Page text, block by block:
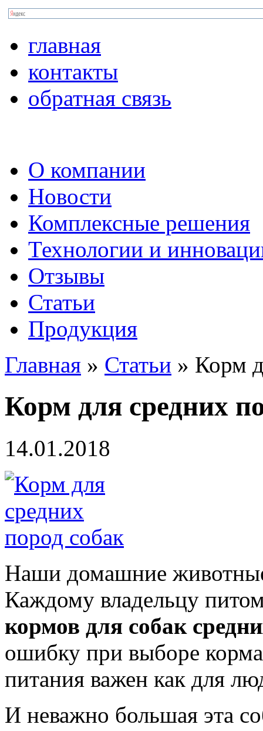
главная
контакты
обратная связь
О компании
Новости
Комплексные решения
Технологии и
Отзывы
Статьи
Продукция
Главная » Статьи » Корм
Корм для средних
14.01.2018
Наши домашние животные
Каждому владельцу
кормов для собак
ошибку при выборе
питания важен как для
И неважно большая эта